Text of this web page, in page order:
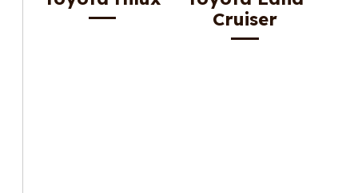
Cruiser